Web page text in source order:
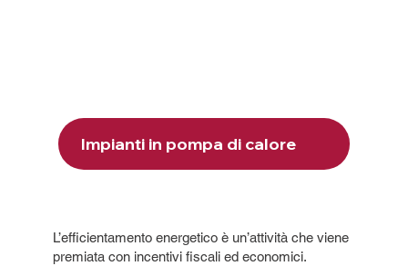
L’efficientamento energetico è un’attività che viene
premiata con incentivi fiscali ed economici.
Impianti in pompa di calore